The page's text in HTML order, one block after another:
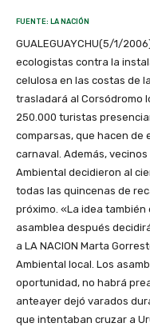
FUENTE: LA NACIÓN
GUALEGUAYCHU(5/1/
ecologistas contra la
celulosa en las costas de
trasladará al Corsódromo
250.000 turistas
comparsas, que hacen de
carnaval. Además,
Ambiental decidieron al
todas las quincenas de
próximo. «La idea
asamblea después
a LA NACION Marta
Ambiental local. Los
oportunidad, no habrá
anteayer dejó varados
que intentaban cruzar a